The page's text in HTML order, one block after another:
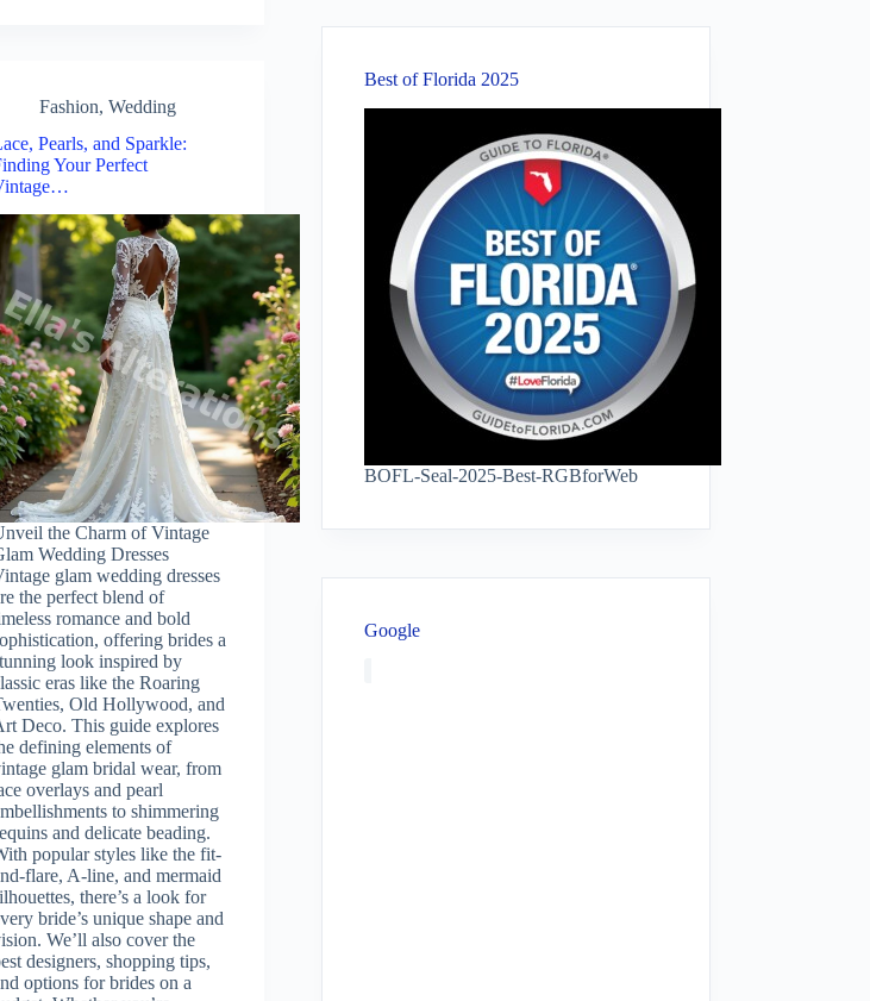
Fashion,Wedding
Pearls, and Sparkle:
Your Perfect
the Charm of Vintage
Wedding Dresses
glam wedding dresses
the perfect blend of
romance and bold
offering brides a
look inspired by
eras like the Roaring
Old Hollywood, and
Deco. This guide explores
defining elements of
glam bridal wear, from
overlays and pearl
to shimmering
and delicate beading.
popular styles like the fit-
flare, A-line, and mermaid
there’s a look for
bride’s unique shape and
We’ll also cover the
designers, shopping tips,
options for brides on a
Best of Florida 2025
BOFL-Seal-2025-Best-RGBforWeb
Google